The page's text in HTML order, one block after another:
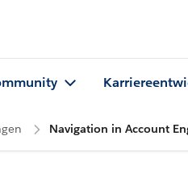
Navigation in Account